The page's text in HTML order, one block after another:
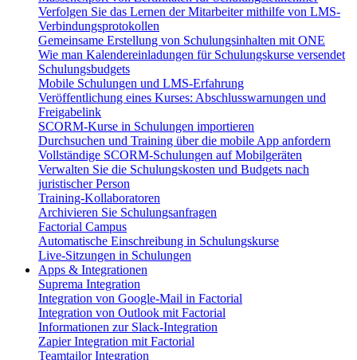
Verfolgen Sie das Lernen der Mitarbeiter mithilfe von LMS-
Verbindungsprotokollen
Gemeinsame Erstellung von Schulungsinhalten mit ONE
Wie man Kalendereinladungen für Schulungskurse versendet
Schulungsbudgets
Mobile Schulungen und LMS-Erfahrung
Veröffentlichung eines Kurses: Abschlusswarnungen und
Freigabelink
SCORM-Kurse in Schulungen importieren
Durchsuchen und Training über die mobile App anfordern
Vollständige SCORM-Schulungen auf Mobilgeräten
Verwalten Sie die Schulungskosten und Budgets nach
juristischer Person
Training-Kollaboratoren
Archivieren Sie Schulungsanfragen
Factorial Campus
Automatische Einschreibung in Schulungskurse
Live-Sitzungen in Schulungen
Apps & Integrationen
Suprema Integration
Integration von Google-Mail in Factorial
Integration von Outlook mit Factorial
Informationen zur Slack-Integration
Zapier Integration mit Factorial
Teamtailor Integration